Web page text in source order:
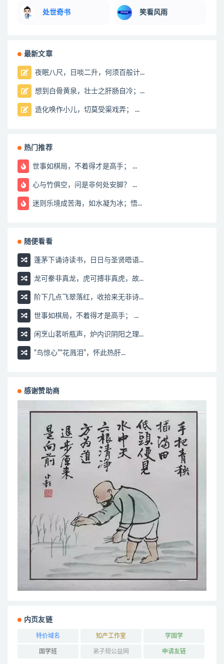
处世奇书 笑看风雨
最新文章
夜眠八尺，日啖二升，何须百般计...
想到白骨黄泉，壮士之肝肠自冷；...
造化唤作小儿，切莫受渠戏弄； ...
热门推荐
世事如棋局，不着得才是高手； ...
心与竹俱空，问是非何处安脚？ ...
迷则乐境成苦海，如水凝为冰；悟...
随便看看
蓬茅下诵诗读书，日日与圣贤晤语...
龙可豢非真龙，虎可搏非真虎，故...
阶下几点飞翠落红，收拾来无非诗...
世事如棋局，不着得才是高手； ...
闲烹山茗听瓶声，炉内识阴阳之理...
“鸟惊心”“花溅泪”，怀此热肝...
感谢赞助商
内页友链
特价域名 知产工作室 学国学
国学班 弟子规公益网 申请友链